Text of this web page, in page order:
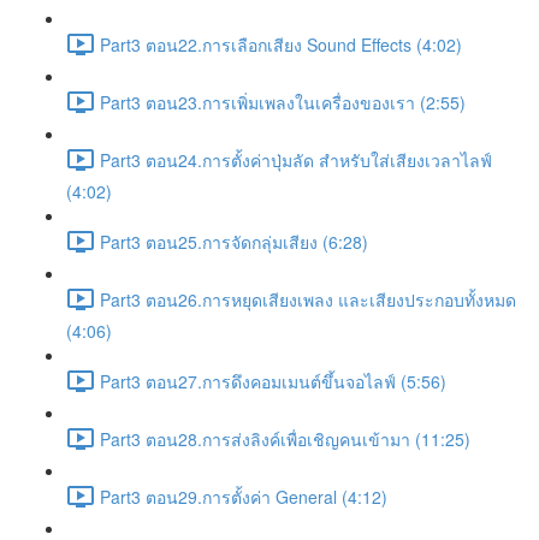
Part3 ตอน22.การเลือกเสียง Sound Effects (4:02)
Part3 ตอน23.การเพิ่มเพลงในเครื่องของเรา (2:55)
Part3 ตอน24.การตั้งค่าปุ่มลัด สำหรับใส่เสียงเวลาไลฟ์
(4:02)
Part3 ตอน25.การจัดกลุ่มเสียง (6:28)
Part3 ตอน26.การหยุดเสียงเพลง และเสียงประกอบทั้งหมด
(4:06)
Part3 ตอน27.การดึงคอมเมนต์ขึ้นจอไลฟ์ (5:56)
Part3 ตอน28.การส่งลิงค์เพื่อเชิญคนเข้ามา (11:25)
Part3 ตอน29.การตั้งค่า General (4:12)